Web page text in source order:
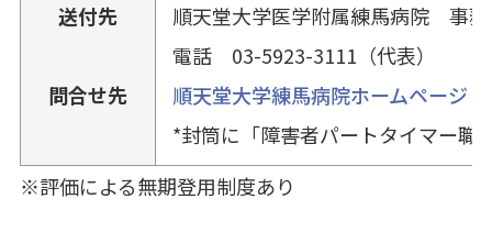
送付先
問合せ先
順天堂大学医学附属練馬病院 事
電話 03-5923-3111（代表）
順天堂大学練馬病院ホームページ
*封筒に「障害者パートタイマー職
※評価による無期登用制度あり